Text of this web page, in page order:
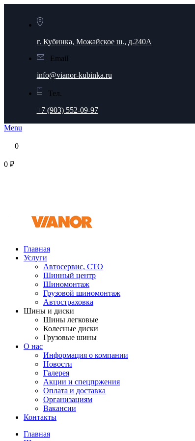
г. Кубинка, Можайское ш., д.240А
Email
info@vianor-kubinka.ru
Тел.
+7 (903) 552-09-97
Menu
0
0 ₽
Главная
Услуги
Автосервис, СТО
Шинный центр
Шиномонтаж
Грузовой шиномонтаж
Автостраховка
Шины и диски
Шины легковые
Колесные диски
Грузовые шины
О нас
Информация о компании
Новости
Галерея
Акции и спецпржения
Оплата и доставка
Организациям
Вакансии
Контакты
Главная